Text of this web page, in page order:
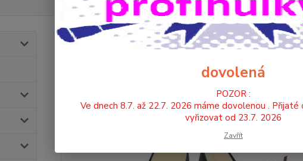
Úvod TANEČNÍ BOTY , PIŠKOTKY TANEČNÍ CVIČKY - LÁTKA
TANEČNÍ CVIČKY - ČERNÉ
dovolená
POZOR :
Ve dnech 8.7. až 22.7. 2026 máme dovolenou . Přijaté
vyřizovat od 23.7. 2026
Zavřít